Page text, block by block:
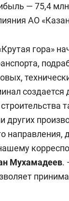
— 75,4
АО
гора»
других
Мухамадеев.